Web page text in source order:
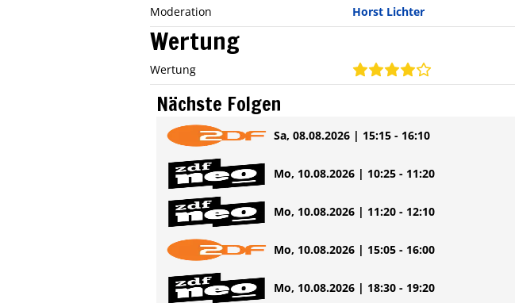
Moderation
Horst Lichter
Wertung
Wertung
Nächste Folgen
Sa, 08.08.2026 | 15:15 - 16:10
Mo, 10.08.2026 | 10:25 - 11:20
Mo, 10.08.2026 | 11:20 - 12:10
Mo, 10.08.2026 | 15:05 - 16:00
Mo, 10.08.2026 | 18:30 - 19:20